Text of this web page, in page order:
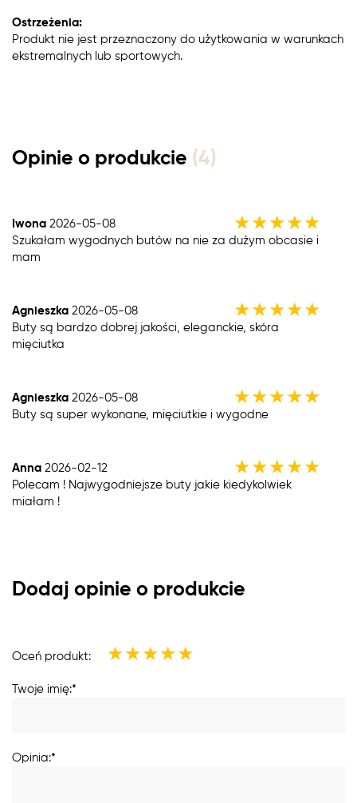
Ostrzeżenia:
Produkt nie jest przeznaczony do użytkowania w warunkach
ekstremalnych lub sportowych.
Opinie o produkcie (4)
Iwona 2026-05-08 ★★★★★
Szukałam wygodnych butów na nie za dużym obcasie i
mam
Agnieszka 2026-05-08 ★★★★★
Buty są bardzo dobrej jakości, eleganckie, skóra
mięciutka
Agnieszka 2026-05-08 ★★★★★
Buty są super wykonane, mięciutkie i wygodne
Anna 2026-02-12 ★★★★★
Polecam ! Najwygodniejsze buty jakie kiedykolwiek
miałam !
Dodaj opinie o produkcie
Oceń produkt: ★★★★★
Twoje imię:*
Opinia:*